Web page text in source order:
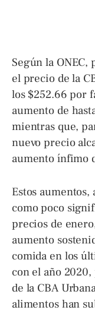
Según la ONEC,
el precio de la
los $252.66 por
aumento de
mientras que,
nuevo precio
aumento ínfimo
Estos
como poco
precios de
aumento
comida en los
con el año
de la CBA
alimentos han